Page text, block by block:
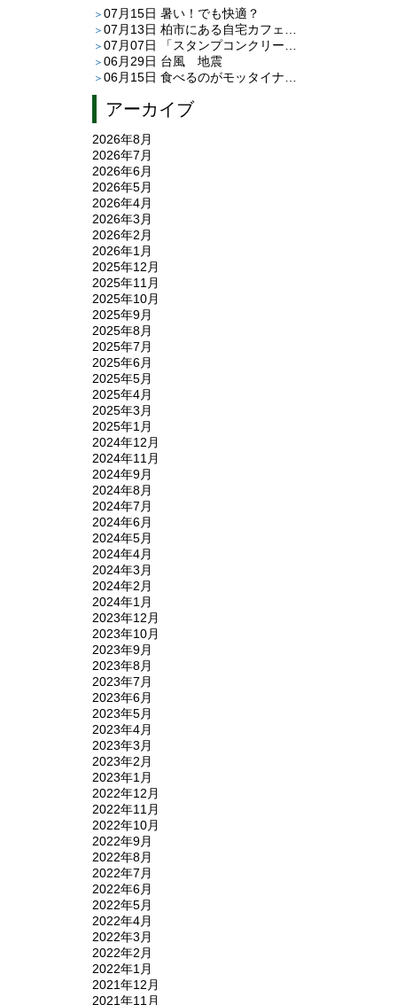
07月15日 暑い！でも快適？
07月13日 柏市にある自宅カフェ「café C＆T」さんへ
07月07日
「スタンプコンクリート」と「平田タイルのピエドゥラ」
06月29日 台風 地震
06月15日 食べるのがモッタイナイ
アーカイブ
2026年8月
2026年7月
2026年6月
2026年5月
2026年4月
2026年3月
2026年2月
2026年1月
2025年12月
2025年11月
2025年10月
2025年9月
2025年8月
2025年7月
2025年6月
2025年5月
2025年4月
2025年3月
2025年1月
2024年12月
2024年11月
2024年9月
2024年8月
2024年7月
2024年6月
2024年5月
2024年4月
2024年3月
2024年2月
2024年1月
2023年12月
2023年10月
2023年9月
2023年8月
2023年7月
2023年6月
2023年5月
2023年4月
2023年3月
2023年2月
2023年1月
2022年12月
2022年11月
2022年10月
2022年9月
2022年8月
2022年7月
2022年6月
2022年5月
2022年4月
2022年3月
2022年2月
2022年1月
2021年12月
2021年11月